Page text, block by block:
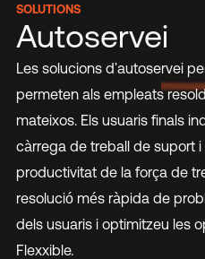
SOLUTIONS
Autoservei
Les solucions d'autoservei
permeten als empleats
mateixos. Els usuaris finals
càrrega de treball de suport
productivitat de la força de
resolució més ràpida de
dels usuaris i optimitzeu les
Flexxible.